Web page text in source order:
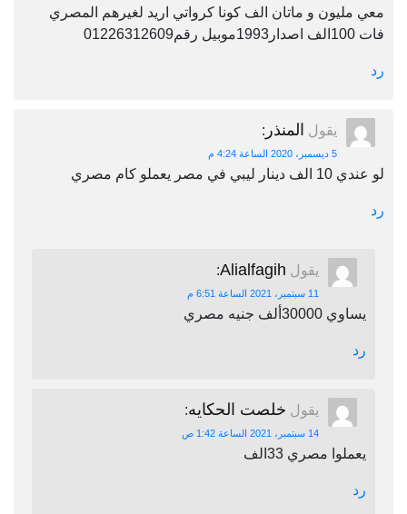
معي مليون و ماتان الف كونا كرواتي اريد لغيرهم المصري
فات 100الف اصدار1993موبيل رقم01226312609
رد
يقول المنذر :
5 ديسمبر، 2020 الساعة 4:24 م
لو عندي 10 الف دينار ليبي في مصر يعملو كام مصري
رد
يقول Alialfagih
:
11 سبتمبر، 2021 الساعة 6:51 م
يساوي 30000ألف جنيه مصري
رد
يقول خلصت الحكايه:
14 سبتمبر، 2021 الساعة 1:42 ص
يعملوا مصري 33الف
رد